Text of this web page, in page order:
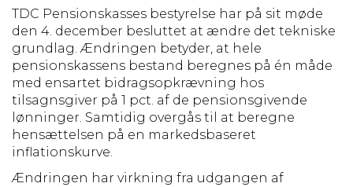
TDC Pensionskasses bestyrelse har på sit møde
den 4. december besluttet at ændre det tekniske
grundlag. Ændringen betyder, at hele
pensionskassens bestand beregnes på én måde
med ensartet bidragsopkrævning hos
tilsagnsgiver på 1 pct. af de pensionsgivende
lønninger. Samtidig overgås til at beregne
hensættelsen på en markedsbaseret
inflationskurve.
Ændringen har virkning fra udgangen af